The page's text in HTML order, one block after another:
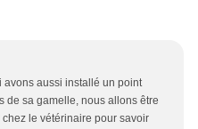
avons aussi installé un point
de sa gamelle, nous allons être
le vétérinaire pour savoir